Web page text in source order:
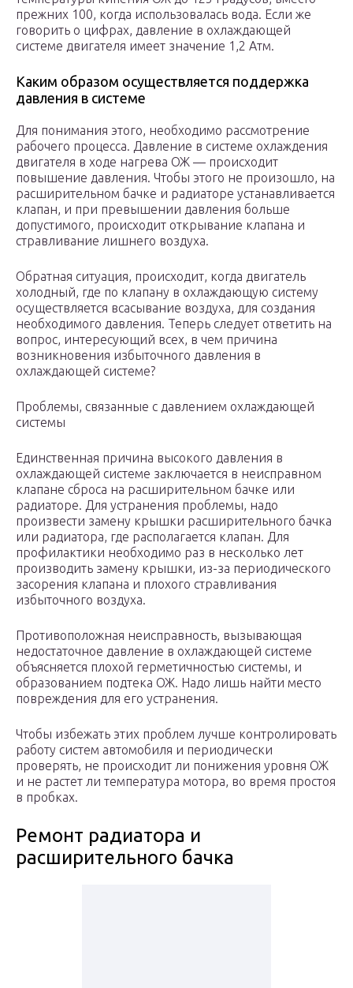
прежних 100, когда использовалась вода. Если же
говорить о цифрах, давление в охлаждающей
системе двигателя имеет значение 1,2 Атм.
Каким образом осуществляется поддержка
давления в системе
Для понимания этого, необходимо рассмотрение
рабочего процесса. Давление в системе охлаждения
двигателя в ходе нагрева ОЖ — происходит
повышение давления. Чтобы этого не произошло, на
расширительном бачке и радиаторе устанавливается
клапан, и при превышении давления больше
допустимого, происходит открывание клапана и
стравливание лишнего воздуха.
Обратная ситуация, происходит, когда двигатель
холодный, где по клапану в охлаждающую систему
осуществляется всасывание воздуха, для создания
необходимого давления. Теперь следует ответить на
вопрос, интересующий всех, в чем причина
возникновения избыточного давления в
охлаждающей системе?
Проблемы, связанные с давлением охлаждающей
системы
Единственная причина высокого давления в
охлаждающей системе заключается в неисправном
клапане сброса на расширительном бачке или
радиаторе. Для устранения проблемы, надо
произвести замену крышки расширительного бачка
или радиатора, где располагается клапан. Для
профилактики необходимо раз в несколько лет
производить замену крышки, из-за периодического
засорения клапана и плохого стравливания
избыточного воздуха.
Противоположная неисправность, вызывающая
недостаточное давление в охлаждающей системе
объясняется плохой герметичностью системы, и
образованием подтека ОЖ. Надо лишь найти место
повреждения для его устранения.
Чтобы избежать этих проблем лучше контролировать
работу систем автомобиля и периодически
проверять, не происходит ли понижения уровня ОЖ
и не растет ли температура мотора, во время простоя
в пробках.
Ремонт радиатора и
расширительного бачка